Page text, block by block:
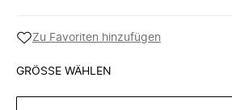
Zu Favoriten hinzufügen
GRÖSSE WÄHLEN